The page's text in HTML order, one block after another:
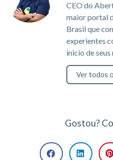
CEO do
maior portal
Brasil que
experientes
inicio de
Ver todos
Gostou?